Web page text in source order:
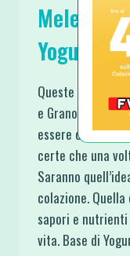
Mele
Yogurt
Queste Mele
e Granola non
essere
certe che una
Saranno
colazione.
sapori e
vita. Base di